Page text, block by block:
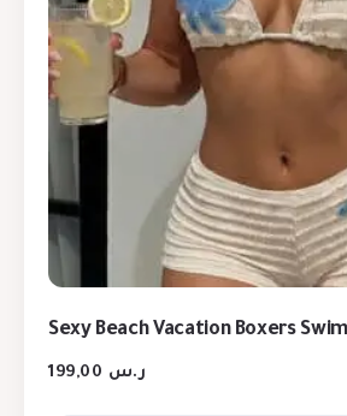
Sexy Beach Vacation Boxers
ر.س